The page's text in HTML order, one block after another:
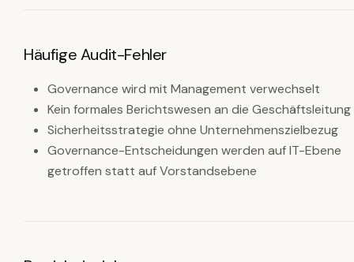
Häufige Audit-Fehler
Governance wird mit Management verwechselt
Kein formales Berichtswesen an die Geschäftsleitung
Sicherheitsstrategie ohne Unternehmenszielbezug
Governance-Entscheidungen werden auf IT-Ebene
getroffen statt auf Vorstandsebene